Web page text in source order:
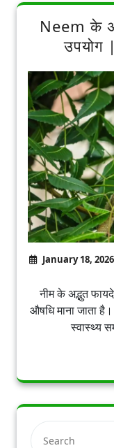
Neem के
January 18, 2026
नीम के अद्भुत
औषधि माना जाता
स्वास्थ्य